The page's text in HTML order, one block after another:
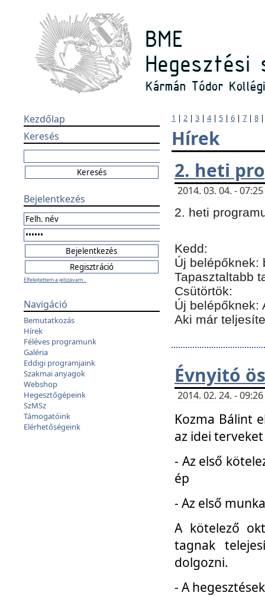
Kezdőlap
Keresés
Bejelentkezés
Elfelejtettem a jelszavam...
Navigáció
Bemutatkozás
Hírek
Féléves programunk
Galéria
Eddigi programjaink
Szakmai anyagok
Webshop
Hegesztőgépeink
SzMSz
Támogatóink
Elérhetőségeink
1 | 2 | 3 | 4| 5 | 6 | 7 | 8
Hírek
2. heti
2014. 03. 04. -
2. heti
Kedd:
Új belépőknek:
Tapasztaltabb
Csütörtök:
Új belépőknek:
Aki már
Évnyitó
2014. 02. 24. -
Kozma Bálint
az idei
- Az első
ép
- Az első
A kötelező
tagnak
dolgozni.
- A